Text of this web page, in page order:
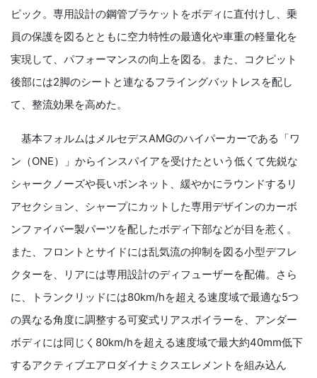
ピック。専用設計の鋼管ブラケットをボディに直付けし、乗
員の保護を図るとともに空力特性の最適化や車重の軽量化を
実現して、パフォーマンスの向上を図る。また、コクピット
後部には2脚のシートと連なるフライングバットレスを配し
て、整流効果を高めた。
基本フォルムはメルセデスAMGのハイパーカーである「ワ
ン（ONE）」からインスパイアを受けたという低くて先鋭な
シャークノーズや長いボンネット、緩やかにラウンドするリ
アセクション、シャープにカットした専用デザインのカーボ
ンファイバー製パーツを配したボディ下部などが目を惹く。
また、フロントとサイドには乱気流の抑制を図る小型デフレ
クターを、リアには専用設計のディフューザーを配備。さら
に、トランクリッドには80km/hを超える速度域で最適な5つ
の異なる角度に調整する可変式リアスポイラーを、アンダー
ボディには同じく80km/hを超える速度域で最大約40mm低下
するアクティブエアロダイナミクスエレメントを組み込ん